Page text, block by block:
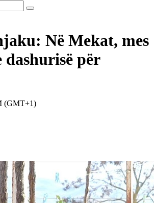
Në Mekat, mes
dashurisë për
(GMT+1)